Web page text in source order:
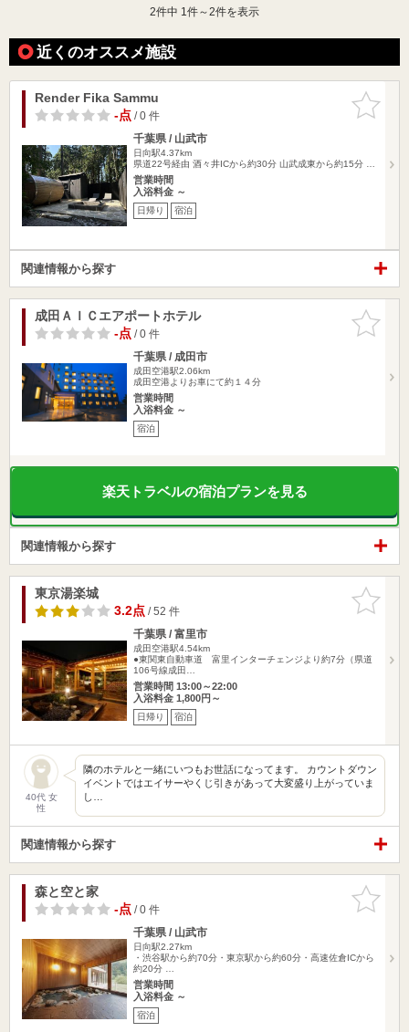
2件中 1件～2件を表示
近くのオススメ施設
お気に入
りに追加
Render Fika Sammu
-点/ 0 件
千葉県 / 山武市
日向駅4.37km
県道22号経由 酒々井ICから約30分 山武成東から約15分 …
営業時間
入浴料金 ～
日帰り 宿泊
関連情報から探す
お気に入
りに追加
成田ＡＩＣエアポートホテル
-点/ 0 件
千葉県 / 成田市
成田空港駅2.06km
成田空港よりお車にて約１４分
営業時間
入浴料金 ～
宿泊
楽天トラベルの宿泊プランを見る
関連情報から探す
お気に入
りに追加
東京湯楽城
3.2点/ 52 件
千葉県 / 富里市
成田空港駅4.54km
●東関東自動車道 富里インターチェンジより約7分（県道
106号線成田…
営業時間 13:00～22:00
入浴料金 1,800円～
日帰り 宿泊
40代 女
性
隣のホテルと一緒にいつもお世話になってます。 カウントダウン
イベントではエイサーやくじ引きがあって大変盛り上がっていま
し…
関連情報から探す
お気に入
りに追加
森と空と家
-点/ 0 件
千葉県 / 山武市
日向駅2.27km
・渋谷駅から約70分・東京駅から約60分・高速佐倉ICから
約20分 …
営業時間
入浴料金 ～
宿泊